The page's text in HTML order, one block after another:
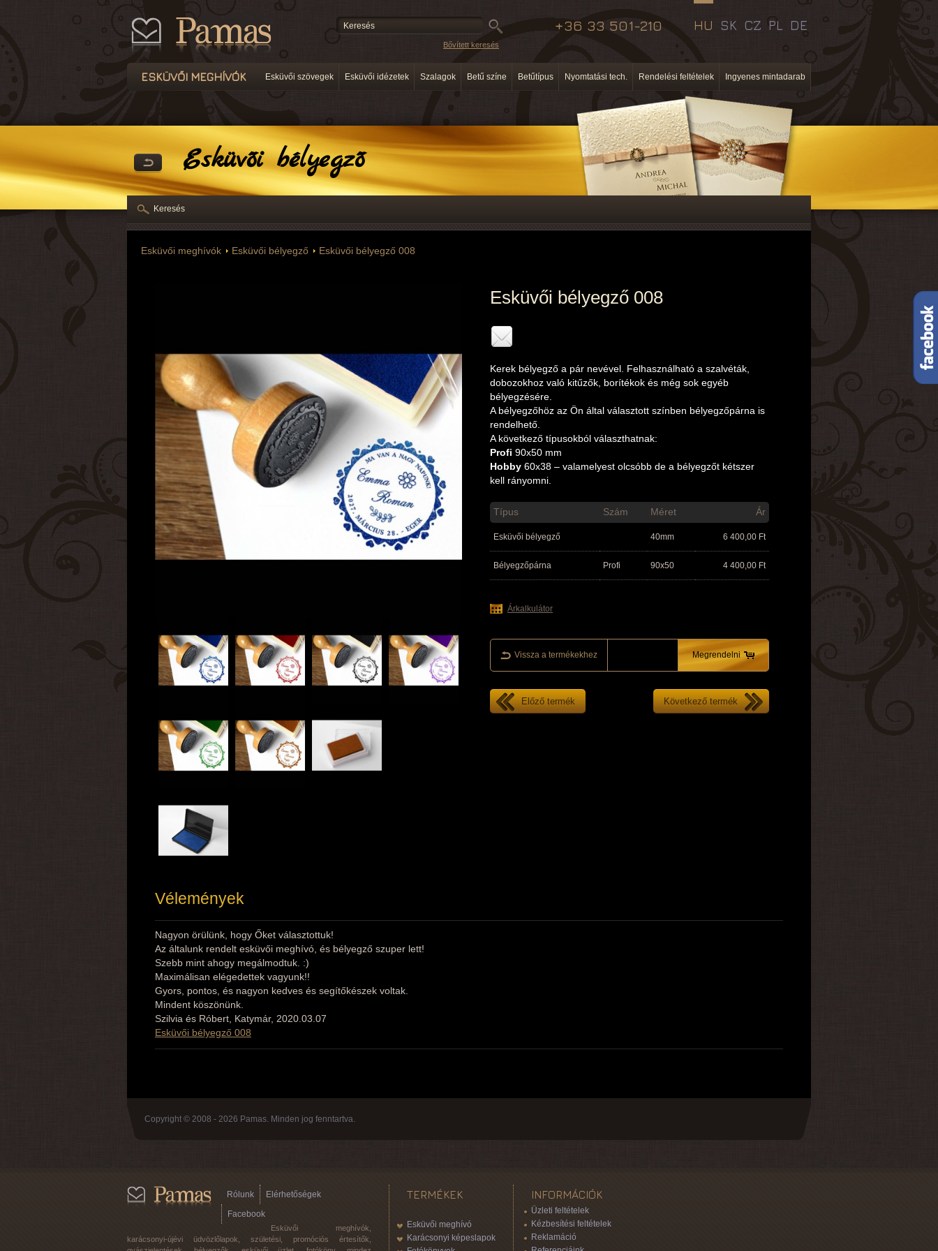
Esküvői bélyegző
+36 33 501-210 DE
PL
CZ
SK
HU
ESKÜVŐI MEGHÍVÓK Esküvői szövegek Esküvői idézetek Szalagok Betű színe Betűtípus Nyomtatási tech. Rendelési feltételek Ingyenes mintadarab
Bővített keresés
Esküvői meghívók Esküvői bélyegző Esküvői bélyegző 008
Esküvői bélyegző 008
Kerek bélyegző a pár nevével. Felhasználható a szalvéták,
dobozokhoz való kitűzők, borítékok és még sok egyéb
bélyegzésére.
A bélyegzőhöz az Ön által választott színben bélyegzőpárna is
rendelhető.
A következő típusokból választhatnak:
Profi 90x50 mm
Hobby 60x38 – valamelyest olcsóbb de a bélyegzőt kétszer
kell rányomni.
Típus Szám Méret Ár
Esküvői bélyegző 40mm 6 400,00 Ft
Bélyegzőpárna Profi 90x50 4 400,00 Ft
Árkalkulátor
Vissza a termékekhez Megrendelni
Előző termék Következő termék
Vélemények
Nagyon örülünk, hogy Őket választottuk!
Az általunk rendelt esküvői meghívó, és bélyegző szuper lett!
Szebb mint ahogy megálmodtuk. :)
Maximálisan elégedettek vagyunk!!
Gyors, pontos, és nagyon kedves és segítőkészek voltak.
Mindent köszönünk.
Szilvia és Róbert, Katymár, 2020.03.07
Esküvői bélyegző 008
Keresés
Copyright © 2008 - 2026 Pamas. Minden jog fenntartva.
Rólunk
Elérhetőségek
Facebook
Esküvői meghívók,
karácsonyi-újévi üdvözlőlapok, születési, promóciós értesítők,
TERMÉKEK
Esküvői meghívó
Karácsonyi képeslapok
INFORMÁCIÓK
Üzleti feltételek
Kézbesítési feltételek
Reklamáció